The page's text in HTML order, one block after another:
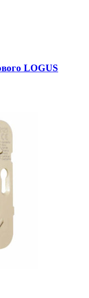
LOGUS